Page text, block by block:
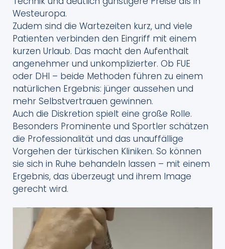
Westeuropa.
Zudem sind die Wartezeiten kurz, und viele
Patienten verbinden den Eingriff mit einem
kurzen Urlaub. Das macht den Aufenthalt
angenehmer und unkomplizierter. Ob FUE
oder DHI – beide Methoden führen zu einem
natürlichen Ergebnis: jünger aussehen und
mehr Selbstvertrauen gewinnen.
Auch die Diskretion spielt eine große Rolle.
Besonders Prominente und Sportler schätzen
die Professionalität und das unauffällige
Vorgehen der türkischen Kliniken. So können
sie sich in Ruhe behandeln lassen – mit einem
Ergebnis, das überzeugt und ihrem Image
gerecht wird.